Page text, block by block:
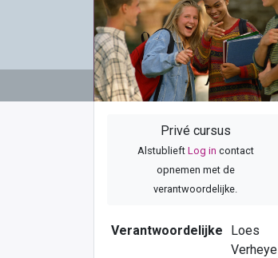
Privé cursus
Alstublieft Log in contact
opnemen met de
verantwoordelijke.
Verantwoordelijke
Loes
Verheye